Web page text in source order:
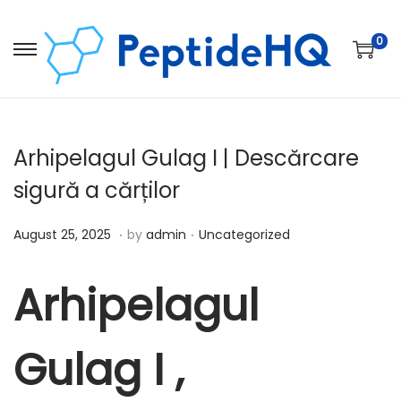
0
Arhipelagul Gulag I | Descărcare
sigură a cărților
Posted on
August 25, 2025 D
e
b
e
. by admin . Posted in
Uncategorized
Arhipelagul
Gulag I ,